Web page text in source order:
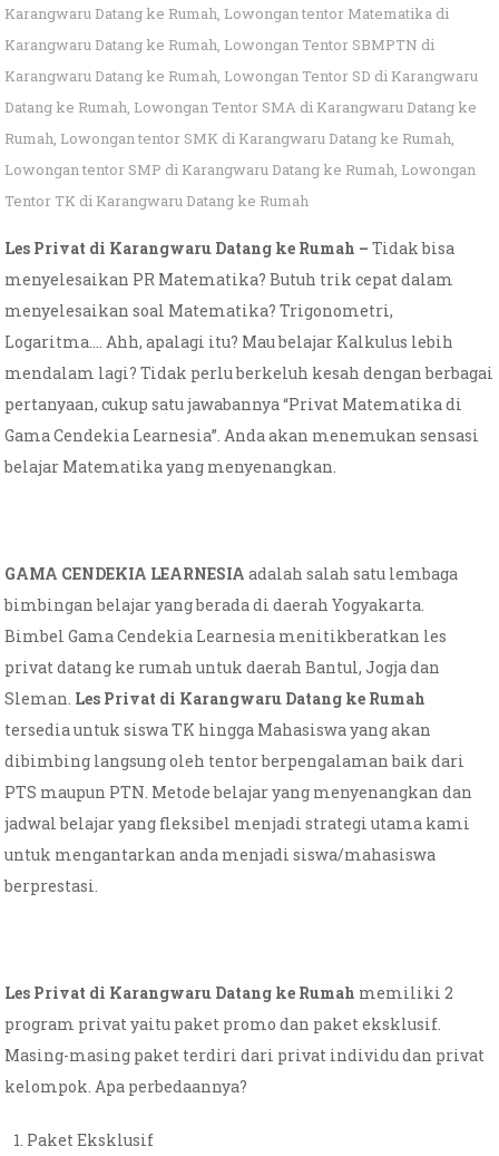
Karangwaru Datang ke Rumah, Lowongan tentor Matematika di
Karangwaru Datang ke Rumah, Lowongan Tentor SBMPTN di
Karangwaru Datang ke Rumah, Lowongan Tentor SD di Karangwaru
Datang ke Rumah, Lowongan Tentor SMA di Karangwaru Datang ke
Rumah, Lowongan tentor SMK di Karangwaru Datang ke Rumah,
Lowongan tentor SMP di Karangwaru Datang ke Rumah, Lowongan
Tentor TK di Karangwaru Datang ke Rumah
Les Privat di Karangwaru Datang ke Rumah –Tidak bisa
menyelesaikan PR Matematika? Butuh trik cepat dalam
menyelesaikan soal Matematika? Trigonometri,
Logaritma…. Ahh, apalagi itu? Mau belajar Kalkulus lebih
mendalam lagi? Tidak perlu berkeluh kesah dengan berbagai
pertanyaan, cukup satu jawabannya “Privat Matematika di
Gama Cendekia Learnesia”. Anda akan menemukan sensasi
belajar Matematika yang menyenangkan.
GAMA CENDEKIA LEARNESIA adalah salah satu lembaga
bimbingan belajar yang berada di daerah Yogyakarta.
Bimbel Gama Cendekia Learnesia menitikberatkan les
privat datang ke rumah untuk daerah Bantul, Jogja dan
Sleman. Les Privat di Karangwaru Datang ke Rumah
tersedia untuk siswa TK hingga Mahasiswa yang akan
dibimbing langsung oleh tentor berpengalaman baik dari
PTS maupun PTN. Metode belajar yang menyenangkan dan
jadwal belajar yang fleksibel menjadi strategi utama kami
untuk mengantarkan anda menjadi siswa/mahasiswa
berprestasi.
Les Privat di Karangwaru Datang ke Rumah memiliki 2
program privat yaitu paket promo dan paket eksklusif.
Masing-masing paket terdiri dari privat individu dan privat
kelompok. Apa perbedaannya?
Paket Eksklusif